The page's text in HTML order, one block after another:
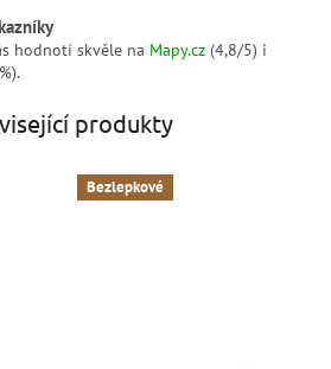
hodnotí skvěle na Mapy.cz (4,8/5) i
produkty
Bezlepkové